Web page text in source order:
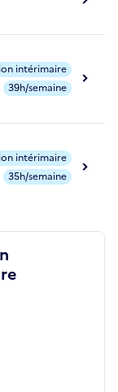
intérimaire
39h/semaine
intérimaire
35h/semaine